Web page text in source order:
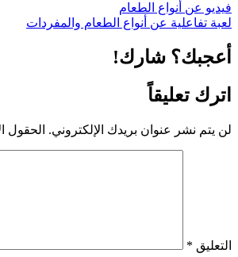
فيديو عن أنواع الطعام
لعبة تفاعلية عن أنواع الطعام والمفردات
أعجبك؟ شارك!
اترك تعليقاً
لن يتم نشر عنوان بريدك الإلكتروني. الحقول
التعليق *